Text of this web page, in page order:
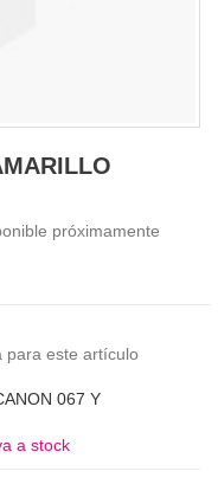
próximamente
para este artículo
067 Y
a stock